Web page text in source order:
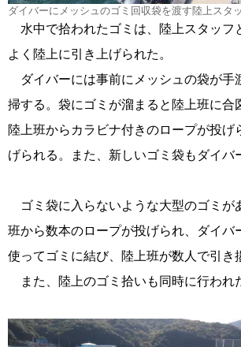
ダイバーにメッシュのゴミ回収袋を渡す陸上スタ
水中で拾われたゴミは、陸上スタッフ
よく陸上に引き上げられた。
ダイバーには事前にメッシュの袋が手
掃する。袋にゴミが溜まると陸上班に合
陸上班からカラビナ付きのロープが投げ
げられる。また、新しいゴミ袋もダイバ
ゴミ袋に入らないような大型のゴミが
班から数本のロープが投げられ、ダイバ
使ってゴミに結び、陸上班が数人で引き
また、陸上のゴミ拾いも同時に行われ